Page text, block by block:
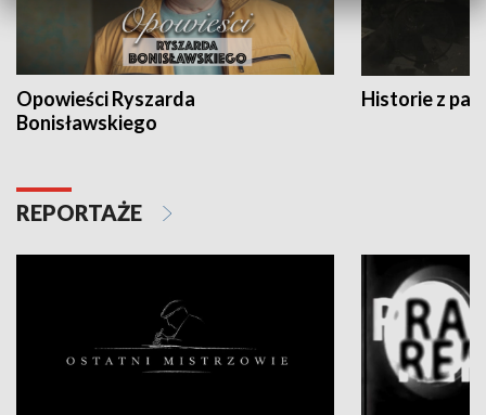
Opowieści Ryszarda
Bonisławskiego
Historie z
REPORTAŻE